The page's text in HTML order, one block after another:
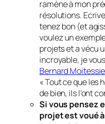
ramène à mon
résolutions.
tenez bon (et
voulez un
projets et a vécu
incroyable, je
Bernard
« Tout ce que les
de bien, ils l’ont
Si vous pensez
projet est voué